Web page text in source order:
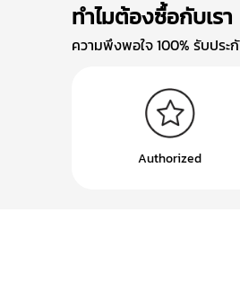
ทำไมต้องซื้อกับเรา
ความพึงพอใจ 100% รับปร
Authorized